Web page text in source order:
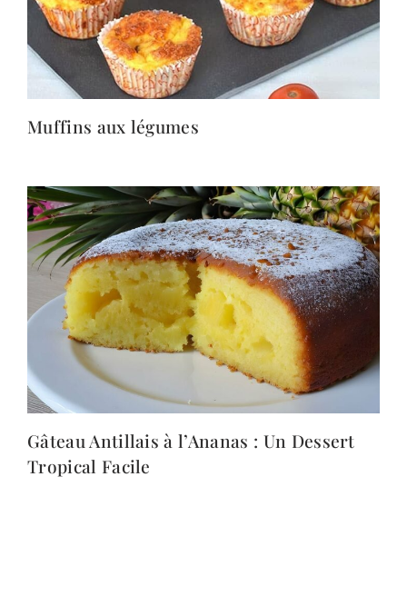
Muffins aux légumes
Gâteau Antillais à l’Ananas : Un Dessert
Tropical Facile